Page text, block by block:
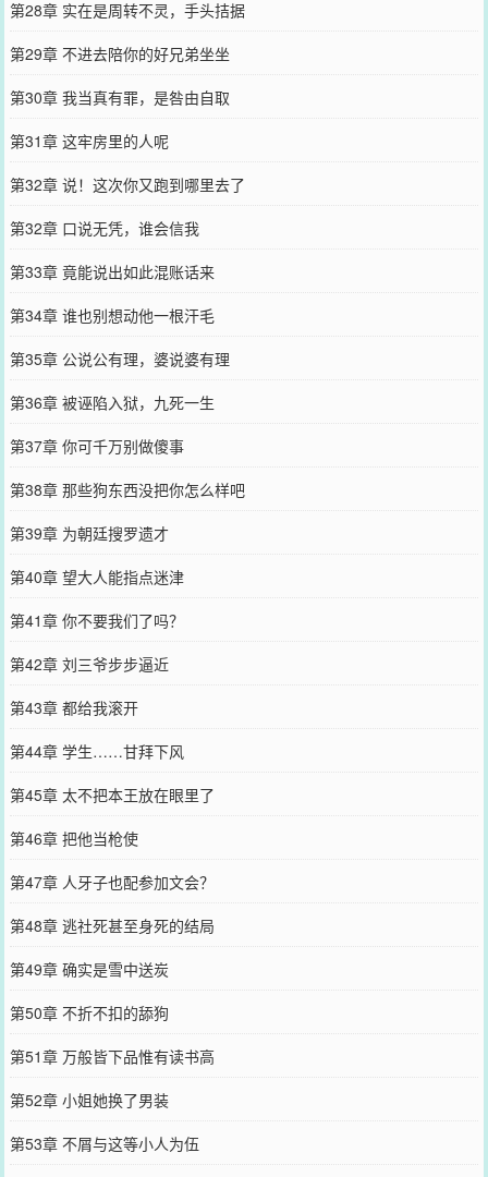
第28章 实在是周转不灵，手头拮据
第29章 不进去陪你的好兄弟坐坐
第30章 我当真有罪，是咎由自取
第31章 这牢房里的人呢
第32章 说！这次你又跑到哪里去了
第32章 口说无凭，谁会信我
第33章 竟能说出如此混账话来
第34章 谁也别想动他一根汗毛
第35章 公说公有理，婆说婆有理
第36章 被诬陷入狱，九死一生
第37章 你可千万别做傻事
第38章 那些狗东西没把你怎么样吧
第39章 为朝廷搜罗遗才
第40章 望大人能指点迷津
第41章 你不要我们了吗？
第42章 刘三爷步步逼近
第43章 都给我滚开
第44章 学生……甘拜下风
第45章 太不把本王放在眼里了
第46章 把他当枪使
第47章 人牙子也配参加文会？
第48章 逃社死甚至身死的结局
第49章 确实是雪中送炭
第50章 不折不扣的舔狗
第51章 万般皆下品惟有读书高
第52章 小姐她换了男装
第53章 不屑与这等小人为伍